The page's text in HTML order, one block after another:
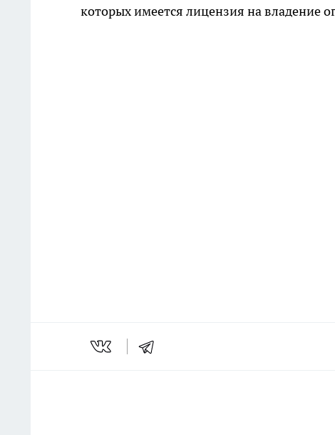
которых имеется лицензия на владение